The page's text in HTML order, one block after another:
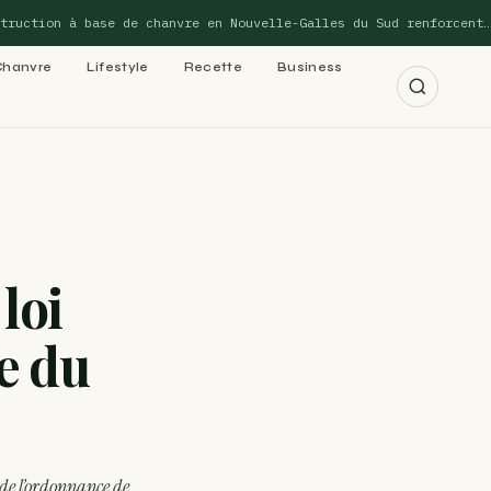
à base de chanvre en Nouvelle-Galles du Sud renforcent…
Lifestyle Recette Business
: le
du